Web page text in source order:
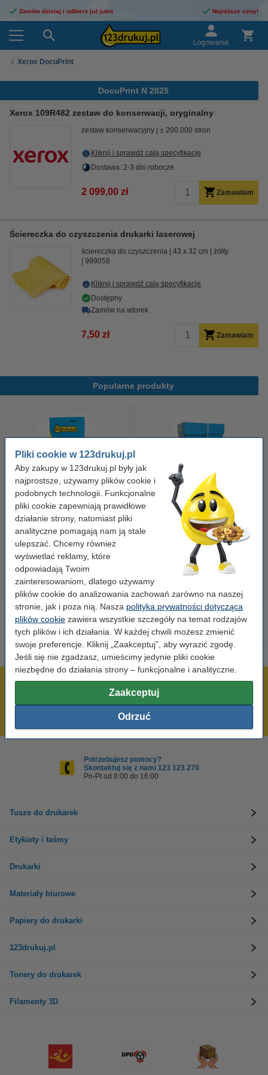
Pliki cookie w 123drukuj.pl
Aby zakupy w 123drukuj.pl były jak
najprostsze, używamy plików cookie i
podobnych technologii. Funkcjonalne
pliki cookie zapewniają prawidłowe
działanie strony, natomiast pliki
analityczne pomagają nam ją stale
ulepszać. Chcemy również
wyświetlać reklamy, które
odpowiadają Twoim
zainteresowaniom, dlatego używamy
plików cookie do analizowania zachowań zarówno na naszej
stronie, jak i poza nią. Nasza polityka prywatności dotycząca
plików cookie zawiera wszystkie szczegóły na temat rodzajów
tych plików i ich działania. W każdej chwili możesz zmienić
swoje preferencje. Kliknij „Zaakceptuj”, aby wyrazić zgodę.
Jeśli się nie zgadzasz, umieścimy jedynie pliki cookie
niezbędne do działania strony – funkcjonalne i analityczne.
Zaakceptuj
Odrzuć
Zamów dzisiaj i odbierz już jutro Najniższe ceny!
Logowanie
Xerox DocuPrint
DocuPrint N 2825
Xerox 109R482 zestaw do konserwacji, oryginalny
zestaw konserwacyjny ± 200.000 stron
Kliknij i sprawdź całą specyfikacje
Dostawa: 2-3 dni robocze
2 099,00 zł Zamawiam
Ściereczka do czyszczenia drukarki laserowej
ściereczka do czyszczenia 43 x 32 cm
żółty
999058
Kliknij i sprawdź całą specyfikacje
Dostępny
Zamów na wtorek
7,50 zł Zamawiam
Popularne produkty
Papier ksero A4 80 g/m2 (500
szt.), 123drukuj
23,00 zł z VAT
Papier ksero A4 80 g/m2 (2500
szt.), 123drukuj (5 ryz)
110,00 zł z VAT
600 tysięcy zadowolonych klientów
Potrzebujesz pomocy?
Skontaktuj się z nami 123 123 270
Pn-Pt od 8:00 do 16:00
Tusze do drukarek
Etykiety i taśmy
Drukarki
Materiały biurowe
Papiery do drukarki
123drukuj.pl
Tonery do drukarek
Filamenty 3D